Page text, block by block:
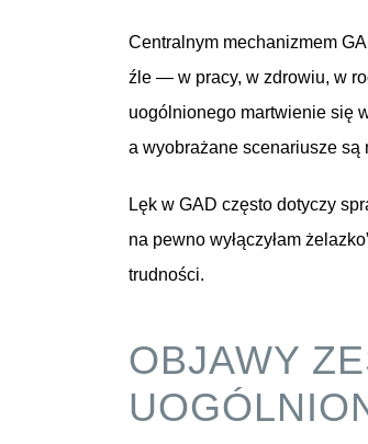
Centralnym mechanizmem
źle — w pracy, w zdrowiu, w
uogólnionego martwienie się
a wyobrażane scenariusze
Lęk w GAD często dotyczy
na pewno wyłączyłam
trudności.
OBJAWY